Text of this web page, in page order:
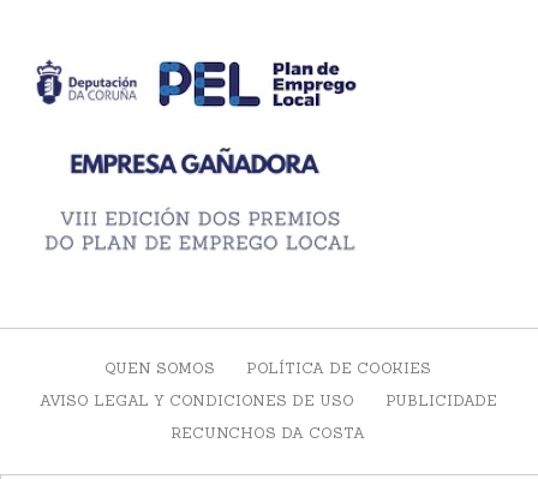
QUEN SOMOS
POLÍTICA DE COOKIES
AVISO LEGAL Y CONDICIONES DE USO
PUBLICIDADE
RECUNCHOS DA COSTA